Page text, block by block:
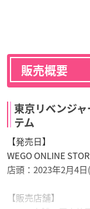
販売概要
東京リベンジャ
テム
【発売日】
WEGO ONLINE
店頭：2023年2月4
【販売店舗】